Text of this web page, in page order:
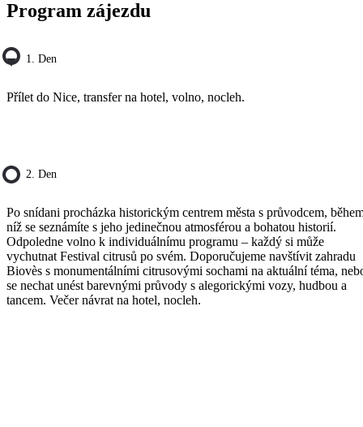
Program zájezdu
1. Den
Přílet do Nice, transfer na hotel, volno, nocleh.
2. Den
Po snídani procházka historickým centrem města s průvodcem,
níž se seznámíte s jeho jedinečnou atmosférou a bohatou historií.
Odpoledne volno k individuálnímu programu – každý si může
vychutnat Festival citrusů po svém. Doporučujeme navštívit zahradu
Biovès s monumentálními citrusovými sochami na aktuální téma,
se nechat unést barevnými průvody s alegorickými vozy, hudbou a
tancem. Večer návrat na hotel, nocleh.